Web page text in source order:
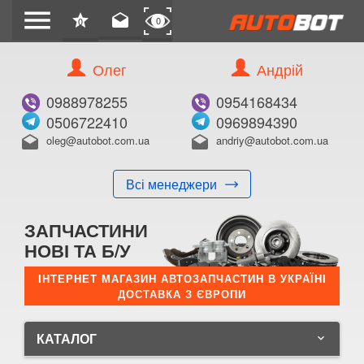
menu star
0 drafts 0
Олег
0988978255
0506722410
drafts oleg@autobot.com.ua
Всі менеджери
Андрій
0954168434
0969894390
drafts andriy@autobot.com.ua
ЗАПЧАСТИНИ
НОВІ ТА Б/У
ІНТЕРНЕТ МАГАЗИН АВТОЗАПЧАСТИН В УКРАЇНІ
ДОСТАВКА З ЄВРОПИ
КАТАЛОГ keyboard_arrow_down